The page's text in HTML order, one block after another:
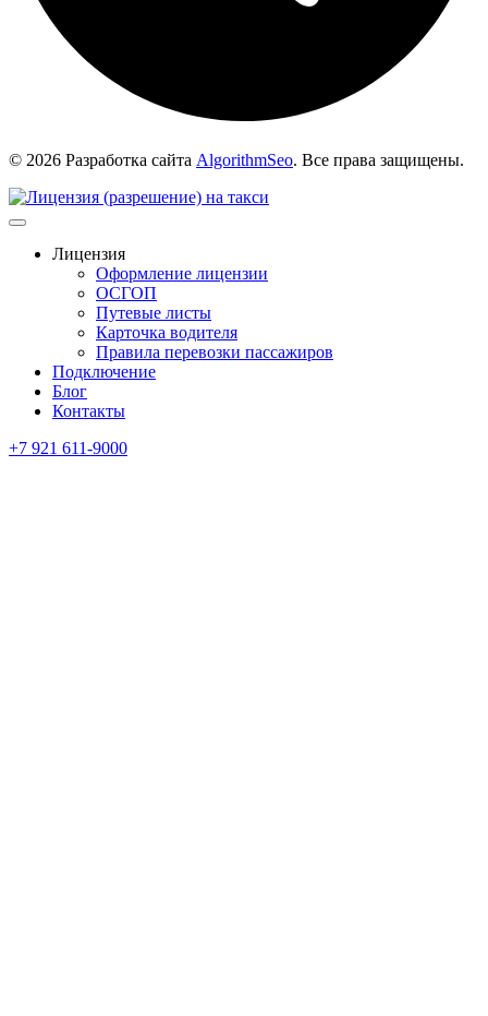
© 2026 Разработка сайта AlgorithmSeo. Все права защищены.
Лицензия
Оформление лицензии
ОСГОП
Путевые листы
Карточка водителя
Правила перевозки пассажиров
Подключение
Блог
Контакты
+7 921 611-9000